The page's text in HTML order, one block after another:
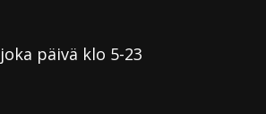
päivä klo 5-23